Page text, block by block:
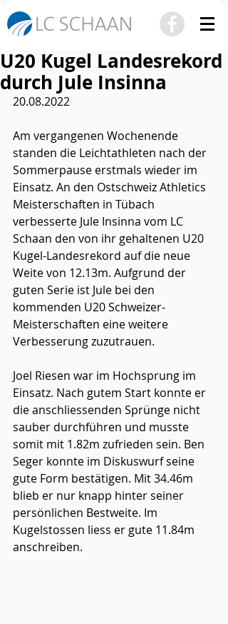
U20 Kugel Landesrekord
durch Jule Insinna
20.08.2022
Am vergangenen Wochenende
standen die Leichtathleten nach der
Sommerpause erstmals wieder im
Einsatz. An den Ostschweiz Athletics
Meisterschaften in Tübach
verbesserte Jule Insinna vom LC
Schaan den von ihr gehaltenen U20
Kugel-Landesrekord auf die neue
Weite von 12.13m. Aufgrund der
guten Serie ist Jule bei den
kommenden U20 Schweizer-
Meisterschaften eine weitere
Verbesserung zuzutrauen.
Joel Riesen war im Hochsprung im
Einsatz. Nach gutem Start konnte er
die anschliessenden Sprünge nicht
sauber durchführen und musste
somit mit 1.82m zufrieden sein. Ben
Seger konnte im Diskuswurf seine
gute Form bestätigen. Mit 34.46m
blieb er nur knapp hinter seiner
persönlichen Bestweite. Im
Kugelstossen liess er gute 11.84m
anschreiben.